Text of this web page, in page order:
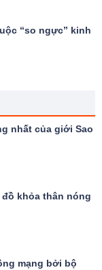
“so ngực” kinh
nhất của giới Sao
khỏa thân nóng
mạng bởi bộ